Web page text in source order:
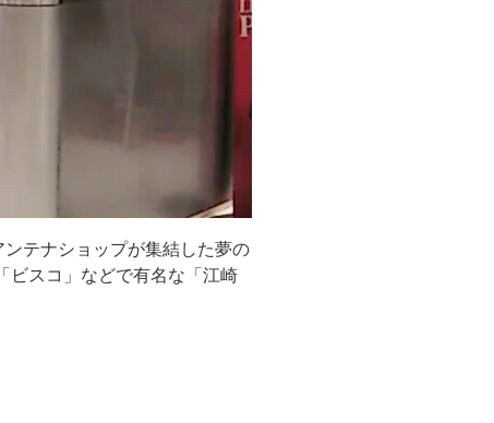
テナショップが集結した夢の
ビスコ」などで有名な「江崎